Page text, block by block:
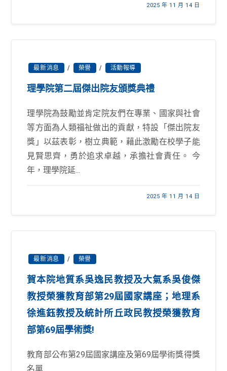
2025 年 11 月 14 日
最新消息 / 榮譽 / 活動報導
理學院第二屆傑出院友頒獎典禮
理學院為鼓勵並肯定院友們在專業、國家與社會
等方面為人類福祉做出的貢獻，特設「傑出院友
獎」以茲表彰，樹立典範，藉此激勵在校學子能
見賢思齊，勇於追求卓越，承擔社會責任。 今
年，理學院延...
2025 年 11 月 14 日
最新消息 / 榮譽
賀本院地質系吳逸民教授及大氣系吳俊傑
教授榮獲教育部第29屆國家講座；地理系
徐進鈺教授及統計所丘政民教授榮獲教育
部第69屆學術獎!
教育部公布第29屆國家講座及第69屆學術獎得獎
名單